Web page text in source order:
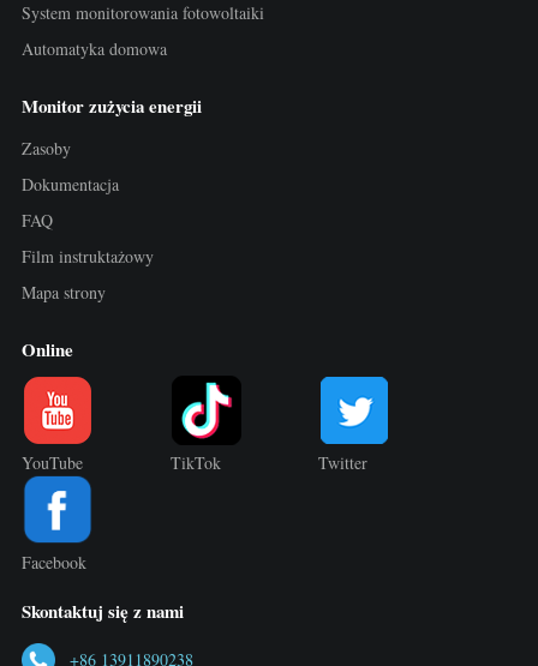
System monitorowania fotowoltaiki
Automatyka domowa
Monitor zużycia energii
Zasoby
Dokumentacja
FAQ
Film instruktażowy
Mapa strony
Online
YouTube TikTok Twitter
Facebook
Skontaktuj się z nami
+86 13911890238